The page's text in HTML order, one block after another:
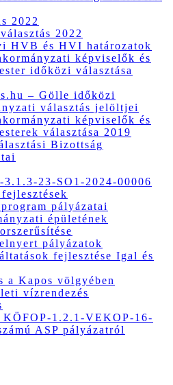
2022
2022
HVB és HVI határozatok
képviselők és
időközi választása
– Gölle időközi
választás jelöltjei
képviselők és
választása 2019
Bizottság
3.1.3-23-SO1-2024-00006
pályázatai
épületének
pályázatok
fejlesztése Igal és
a Kapos völgyében
vízrendezés
KÖFOP-1.2.1-VEKOP-16-
ASP pályázatról